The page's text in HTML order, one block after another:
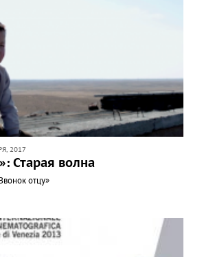
2017
Старая волна
отцу»